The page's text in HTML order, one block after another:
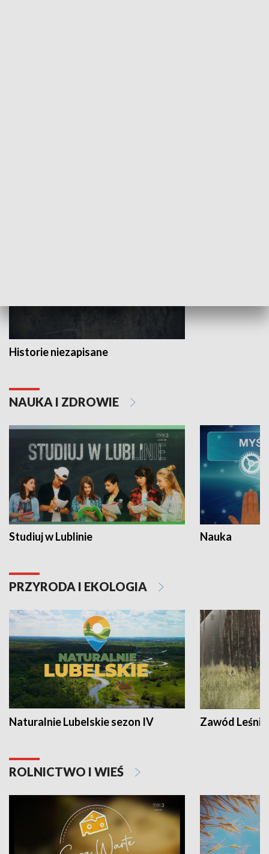
Historie niezapisane
NAUKA I ZDROWIE
Studiuj w Lublinie Nauka
PRZYRODA I EKOLOGIA
Naturalnie Lubelskie sezon IV Zawód Leśnik
ROLNICTWO I WIEŚ